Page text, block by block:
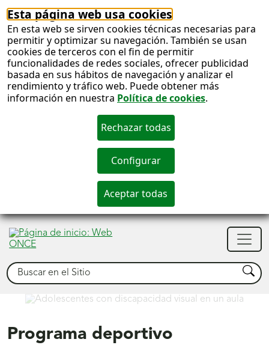
Esta página web usa cookies
En esta web se sirven cookies técnicas necesarias para
permitir y optimizar su navegación. También se usan
cookies de terceros con el fin de permitir
funcionalidades de redes sociales, ofrecer publicidad
basada en sus hábitos de navegación y analizar el
rendimiento y tráfico web. Puede obtener más
información en nuestra Política de cookies.
Buscar Buscar
Comprometidos
Programa deportivo